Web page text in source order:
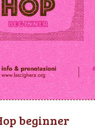
beginner